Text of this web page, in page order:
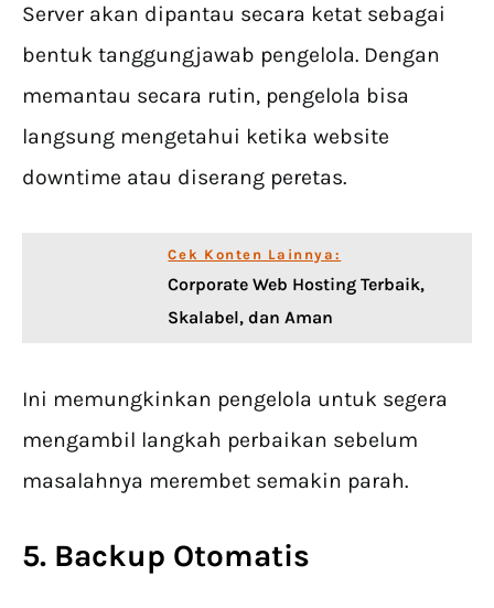
Server akan dipantau secara ketat sebagai
bentuk tanggungjawab pengelola. Dengan
memantau secara rutin, pengelola bisa
langsung mengetahui ketika website
downtime atau diserang peretas.
Cek Konten Lainnya:
Corporate Web Hosting Terbaik,
Skalabel, dan Aman
Ini memungkinkan pengelola untuk segera
mengambil langkah perbaikan sebelum
masalahnya merembet semakin parah.
5. Backup Otomatis